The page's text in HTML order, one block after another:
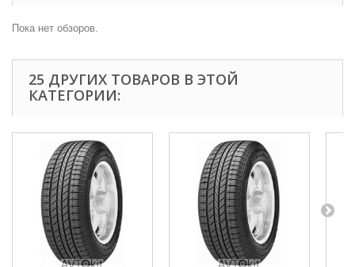
Пока нет обзоров.
25 ДРУГИХ ТОВАРОВ В ЭТОЙ
КАТЕГОРИИ: